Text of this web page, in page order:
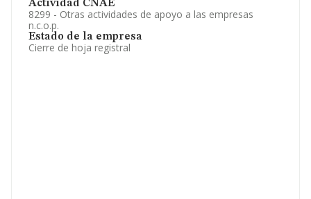
Actividad CNAE
8299 - Otras actividades de apoyo a las empresas
n.c.o.p.
Estado de la empresa
Cierre de hoja registral